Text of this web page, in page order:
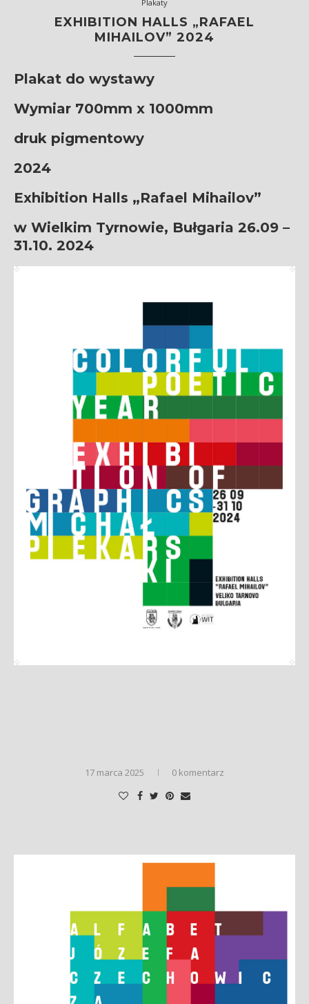
Plakaty
EXHIBITION HALLS „RAFAEL
MIHAILOV” 2024
Plakat do wystawy
Wymiar 700mm x 1000mm
druk pigmentowy
2024
Exhibition Halls „Rafael Mihailov”
w Wielkim Tyrnowie, Bułgaria 26.09 –
31.10. 2024
17 marca 2025 0 komentarz